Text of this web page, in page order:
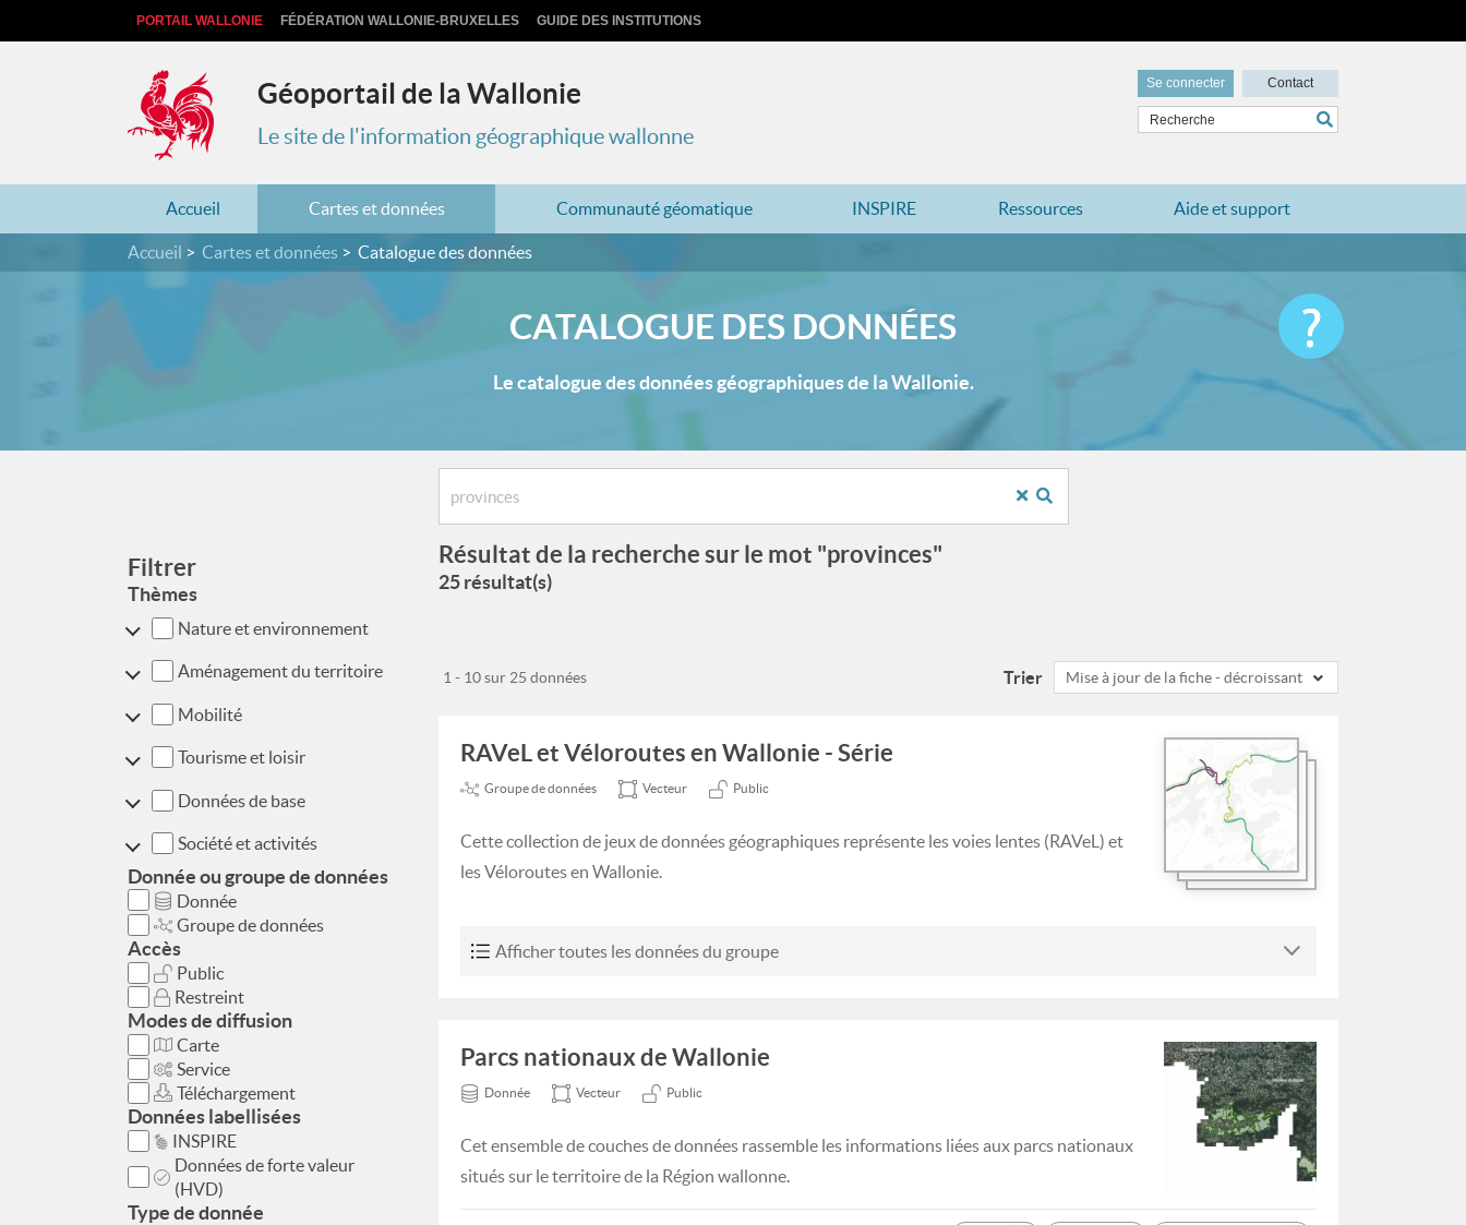
PORTAIL WALLONIE FÉDÉRATION WALLONIE-BRUXELLES GUIDE DES INSTITUTIONS
Géoportail de la Wallonie
Le site de l'information géographique wallonne
Se connecter Contact
Accueil Cartes et données Communauté géomatique INSPIRE Ressources Aide et support
Accueil Cartes et données Catalogue des données
CATALOGUE DES DONNÉES
Le catalogue des données géographiques de la Wallonie.
Filtrer
Thèmes
Nature et environnement
Aménagement du territoire
Mobilité
Tourisme et loisir
Données de base
Société et activités
Donnée ou groupe de données
Donnée
Groupe de données
Accès
Public
Restreint
Modes de diffusion
Carte
Service
Téléchargement
Données labellisées
INSPIRE
Données de forte valeur
(HVD)
Type de donnée
Résultat de la recherche sur le mot "provinces"
25 résultat(s)
Trier Mise à jour de la fiche - décroissant
1 - 10 sur 25 données
RAVeL et Véloroutes en Wallonie - Série
Groupe de données Vecteur Public
Cette collection de jeux de données géographiques représente les voies lentes (RAVeL) et
les Véloroutes en Wallonie.
Afficher toutes les données du groupe
Parcs nationaux de Wallonie
Donnée Vecteur Public
Cet ensemble de couches de données rassemble les informations liées aux parcs nationaux
situés sur le territoire de la Région wallonne.